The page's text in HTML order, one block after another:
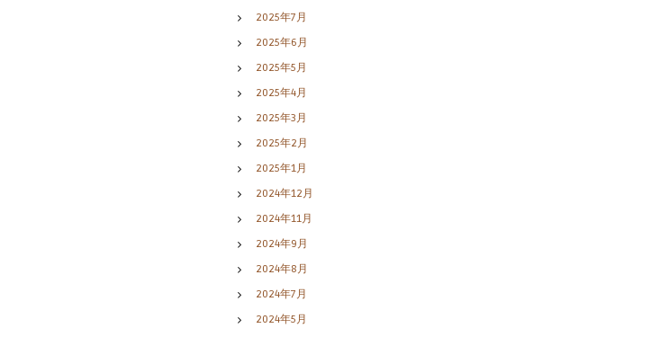
2025年7月
2025年6月
2025年5月
2025年4月
2025年3月
2025年2月
2025年1月
2024年12月
2024年11月
2024年9月
2024年8月
2024年7月
2024年5月